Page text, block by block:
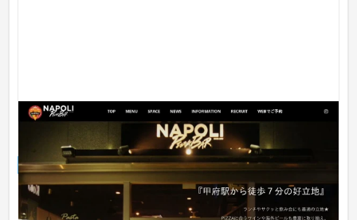
【飲食店ホームページ制作】PIZZA BAR NAPOLI 様
【山梨】
企業サイト 飲食店・レストラン 〜30万円
■お店のホームページプランの実例です。 構成例： 最大10ペー
ジ（トップ／メニュー／アクセス／ブログ／お知らせ など）制